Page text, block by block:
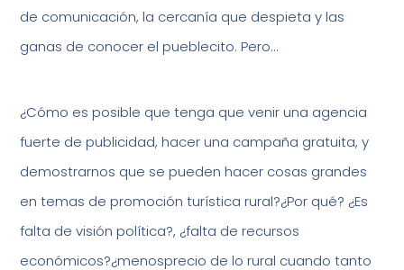
de comunicación, la cercanía que despieta y las
ganas de conocer el pueblecito. Pero…
¿Cómo es posible que tenga que venir una agencia
fuerte de publicidad, hacer una campaña gratuita, y
demostrarnos que se pueden hacer cosas grandes
en temas de promoción turística rural?¿Por qué? ¿Es
falta de visión política?, ¿falta de recursos
económicos?¿menosprecio de lo rural cuando tanto